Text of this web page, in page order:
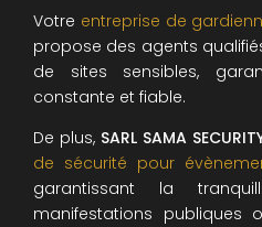
Votre entreprise de
propose des agents
de sites sensibles,
constante et fiable.
De plus, SARL SAMA
de sécurité pour
garantissant la
manifestations publiques